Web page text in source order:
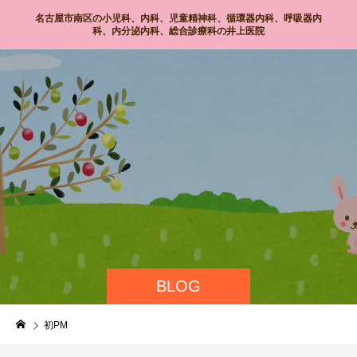
名古屋市南区の小児科、内科、児童精神科、循環器内科、呼吸器内
科、内分泌内科、総合診療科の井上医院
BLOG
初PM